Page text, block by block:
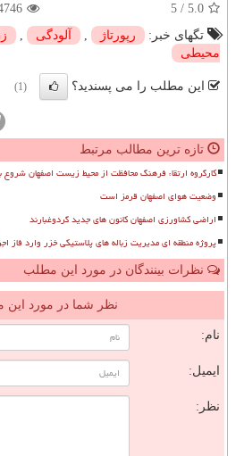
5.0
/
5
تگهای خبر:
رپورتاژ , آلودگی ,
محیطی
این مطلب را می پسندید؟ (1)
تازه ترین مطالب مرتبط
کارگروه ارتقاء فرهنگ محافظت از محیط زیست اصفهان شروع
وضعیت هوای اصفهان قرمز است
اراضی کشاورزی اصفهان کانون های جدید گردوغبارند
پروژه منطقه ای مدیریت زباله های پلاستیکی خزر وارد فاز
نظرات بینندگان در مورد این مطلب
نظر شما در مورد
نام:
ایمیل:
نظر: